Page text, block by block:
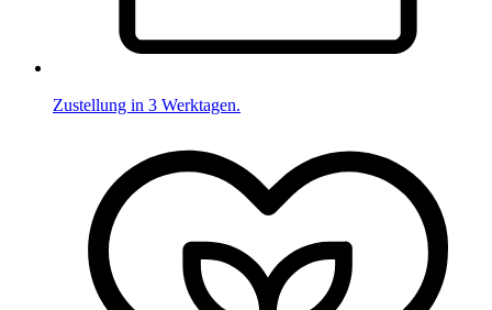
Zustellung in 3 Werktagen.